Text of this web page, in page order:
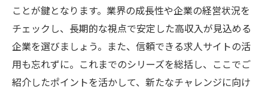
ことが鍵となります。業界の成長性や企業の経営状況を
チェックし、長期的な視点で安定した高収入が見込める
企業を選びましょう。また、信頼できる求人サイトの活
用も忘れずに。これまでのシリーズを総括し、ここでご
紹介したポイントを活かして、新たなチャレンジに向け